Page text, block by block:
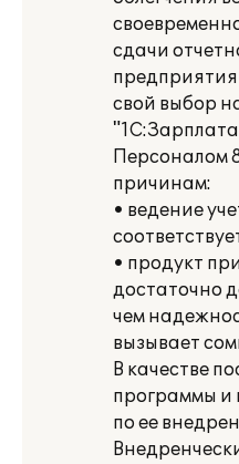
сдачи
свой выбор
Персоналом
причинам:
• ведение
• продукт
достаточно
чем
вызывает
В качестве
программы и
по ее